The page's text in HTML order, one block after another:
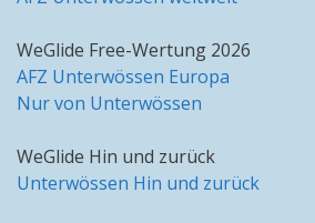
WeGlide Free-Wertung 2026
AFZ Unterwössen Europa
Nur von Unterwössen
WeGlide Hin und zurück
Unterwössen Hin und zurück